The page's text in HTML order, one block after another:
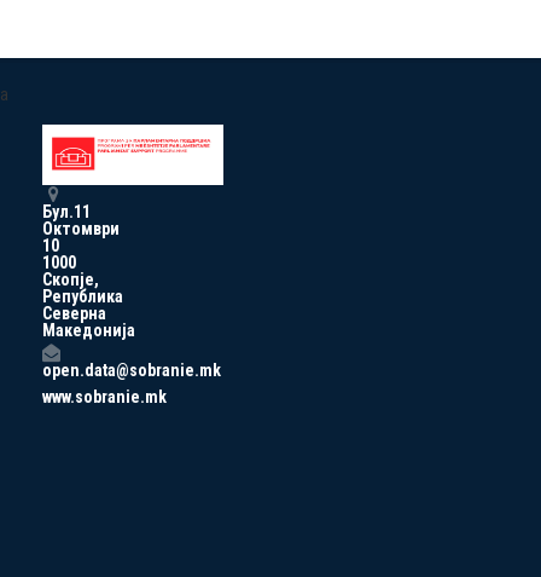
a
Бул.11
Октомври
10
1000
Скопје,
Република
Северна
Македонија
open.data@sobranie.mk
www.sobranie.mk